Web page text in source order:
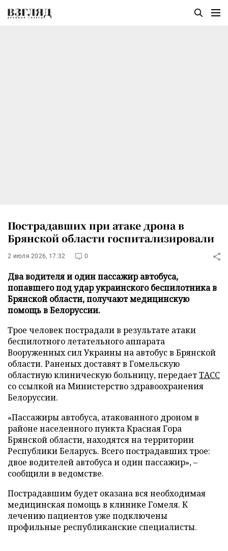
Пострадавших при атаке дрона в
Брянской области госпитализировали
2 июля 2026, 17:32 0
Два водителя и один пассажир автобуса,
попавшего под удар украинского беспилотника в
Брянской области, получают медицинскую
помощь в Белоруссии.
Трое человек пострадали в результате атаки
беспилотного летательного аппарата
Вооруженных сил Украины на автобус в Брянской
области. Раненых доставят в Гомельскую
областную клиническую больницу, передаетТАСС
со ссылкой на Министерство здравоохранения
Белоруссии.
«Пассажиры автобуса, атакованного дроном в
районе населенного пункта Красная Гора
Брянской области, находятся на территории
Республики Беларусь. Всего пострадавших трое:
двое водителей автобуса и один пассажир», –
сообщили в ведомстве.
Пострадавшим будет оказана вся необходимая
медицинская помощь в клинике Гомеля. К
лечению пациентов уже подключены
профильные республиканские специалисты.